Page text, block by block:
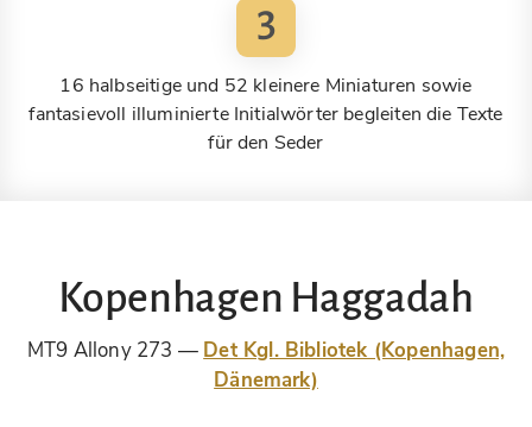
3
16 halbseitige und 52 kleinere Miniaturen sowie
fantasievoll illuminierte Initialwörter begleiten die Texte
für den Seder
Kopenhagen Haggadah
MT9 Allony 273
Det Kgl. Bibliotek (Kopenhagen,
Dänemark)